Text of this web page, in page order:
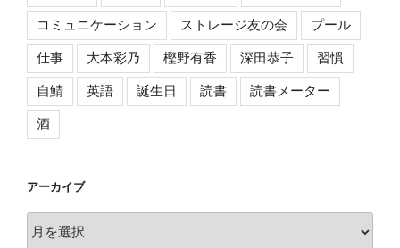
コミュニケーション ストレージ友の会 プール
仕事 大本彩乃 樫野有香 深田恭子 習慣
自鯖 英語 誕生日 読書 読書メーター
酒
アーカイブ
ー